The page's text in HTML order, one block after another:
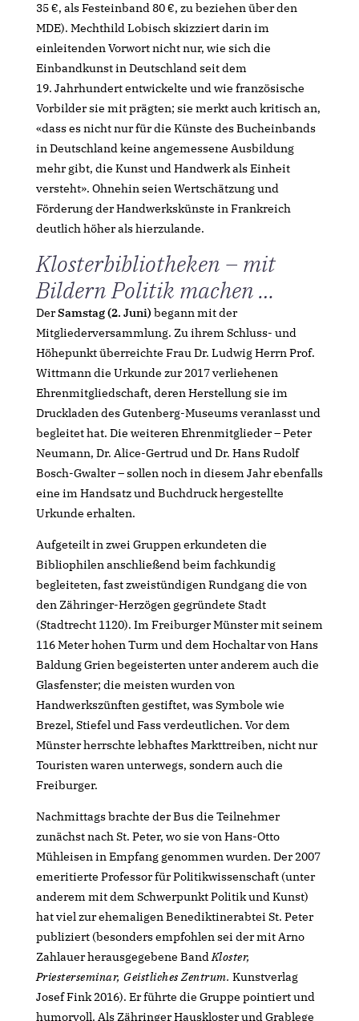
35 €, als Festeinband 80 €, zu beziehen über den
MDE). Mechthild Lobisch skizziert darin im
einleitenden Vorwort nicht nur, wie sich die
Einbandkunst in Deutschland seit dem
19. Jahrhundert entwickelte und wie französische
Vorbilder sie mit prägten; sie merkt auch kritisch an,
«dass es nicht nur für die Künste des Bucheinbands
in Deutschland keine angemessene Ausbildung
mehr gibt, die Kunst und Handwerk als Einheit
versteht». Ohnehin seien Wertschätzung und
Förderung der Handwerkskünste in Frankreich
deutlich höher als hierzulande.
Klosterbibliotheken – mit
Bildern Politik machen …
DerSamstag (2. Juni) begann mit der
Mitgliederversammlung. Zu ihrem Schluss- und
Höhepunkt überreichte Frau Dr. Ludwig Herrn Prof.
Wittmann die Urkunde zur 2017 verliehenen
Ehrenmitgliedschaft, deren Herstellung sie im
Druckladen des Gutenberg-Museums veranlasst und
begleitet hat. Die weiteren Ehrenmitglieder – Peter
Neumann, Dr. Alice-Gertrud und Dr. Hans Rudolf
Bosch-Gwalter – sollen noch in diesem Jahr ebenfalls
eine im Handsatz und Buchdruck hergestellte
Urkunde erhalten.
Aufgeteilt in zwei Gruppen erkundeten die
Bibliophilen anschließend beim fachkundig
begleiteten, fast zweistündigen Rundgang die von
den Zähringer-Herzögen gegründete Stadt
(Stadtrecht 1120). Im Freiburger Münster mit seinem
116 Meter hohen Turm und dem Hochaltar von Hans
Baldung Grien begeisterten unter anderem auch die
Glasfenster; die meisten wurden von
Handwerkszünften gestiftet, was Symbole wie
Brezel, Stiefel und Fass verdeutlichen. Vor dem
Münster herrschte lebhaftes Markttreiben, nicht nur
Touristen waren unterwegs, sondern auch die
Freiburger.
Nachmittags brachte der Bus die Teilnehmer
zunächst nach St. Peter, wo sie von Hans-Otto
Mühleisen in Empfang genommen wurden. Der 2007
emeritierte Professor für Politikwissenschaft (unter
anderem mit dem Schwerpunkt Politik und Kunst)
hat viel zur ehemaligen Benediktinerabtei St. Peter
publiziert (besonders empfohlen sei der mit Arno
Zahlauer herausgegebene BandKloster,
Priesterseminar, Geistliches Zentrum. Kunstverlag
Josef Fink 2016). Er führte die Gruppe pointiert und
humorvoll. Als Zähringer Hauskloster und Grablege